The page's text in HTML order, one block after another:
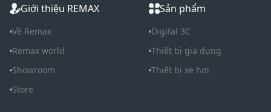
Giới thiệu REMAX
Về Remax
Remax world
Showroom
Store
Sản phẩm
Digital 3C
Thiết bị gia dụng
Thiết bị xe hơi